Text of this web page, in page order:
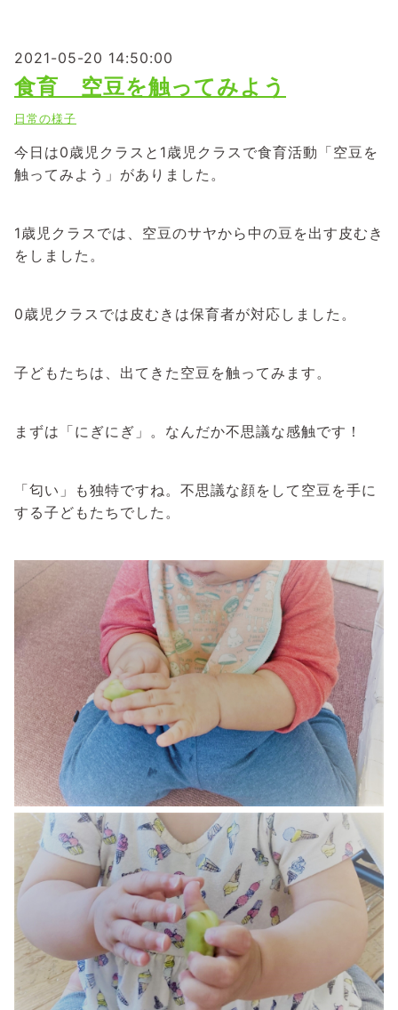
2021-05-20 14:50:00
食育 空豆を触ってみよう
日常の様子
今日は0歳児クラスと1歳児クラスで食育活動「空豆を
触ってみよう」がありました。
1歳児クラスでは、空豆のサヤから中の豆を出す皮むき
をしました。
0歳児クラスでは皮むきは保育者が対応しました。
子どもたちは、出てきた空豆を触ってみます。
まずは「にぎにぎ」。なんだか不思議な感触です！
「匂い」も独特ですね。不思議な顔をして空豆を手に
する子どもたちでした。